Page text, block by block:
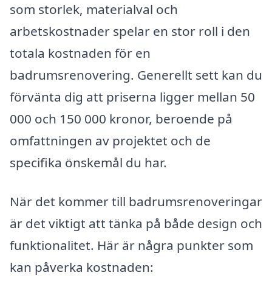
som storlek, materialval och
arbetskostnader spelar en stor roll i den
totala kostnaden för en
badrumsrenovering. Generellt sett kan du
förvänta dig att priserna ligger mellan 50
000 och 150 000 kronor, beroende på
omfattningen av projektet och de
specifika önskemål du har.
När det kommer till badrumsrenoveringar
är det viktigt att tänka på både design och
funktionalitet. Här är några punkter som
kan påverka kostnaden: